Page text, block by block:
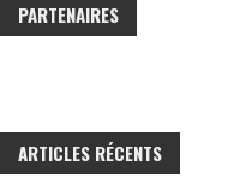
PARTENAIRES
ARTICLES RÉCENTS